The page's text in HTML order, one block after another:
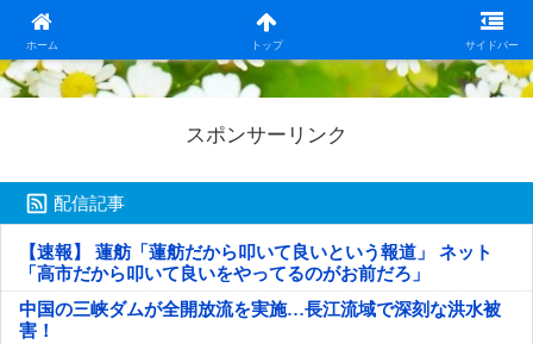
ホーム トップ サイドバー
日本第一！ニュース録
スポンサーリンク
配信記事
【速報】 蓮舫「蓮舫だから叩いて良いという報道」 ネット
「高市だから叩いて良いをやってるのがお前だろ」
中国の三峡ダムが全開放流を実施…長江流域で深刻な洪水被
害！